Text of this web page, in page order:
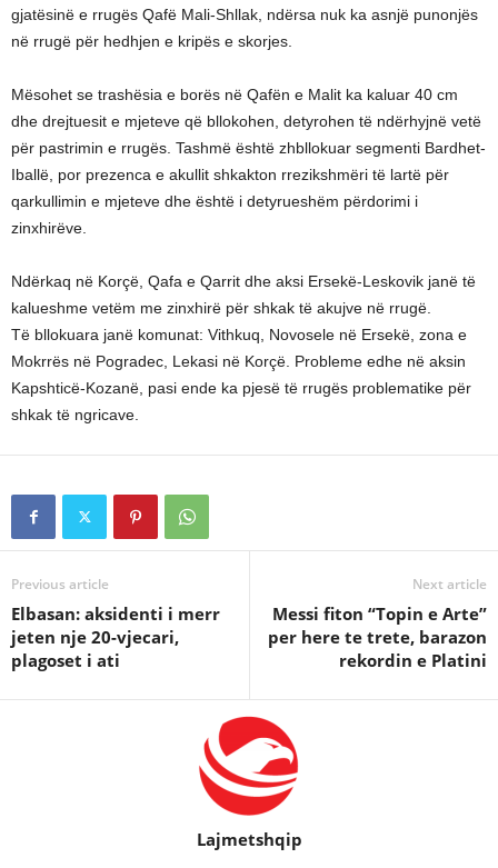
gjatësinë e rrugës Qafë Mali-Shllak, ndërsa nuk ka asnjë punonjës
në rrugë për hedhjen e kripës e skorjes.
Mësohet se trashësia e borës në Qafën e Malit ka kaluar 40 cm
dhe drejtuesit e mjeteve që bllokohen, detyrohen të ndërhyjnë vetë
për pastrimin e rrugës. Tashmë është zhbllokuar segmenti Bardhet-
Iballë, por prezenca e akullit shkakton rrezikshmëri të lartë për
qarkullimin e mjeteve dhe është i detyrueshëm përdorimi i
zinxhirëve.
Ndërkaq në Korçë, Qafa e Qarrit dhe aksi Ersekë-Leskovik janë të
kalueshme vetëm me zinxhirë për shkak të akujve në rrugë.
Të bllokuara janë komunat: Vithkuq, Novosele në Ersekë, zona e
Mokrrës në Pogradec, Lekasi në Korçë. Probleme edhe në aksin
Kapshticë-Kozanë, pasi ende ka pjesë të rrugës problematike për
shkak të ngricave.
Previous article
Elbasan: aksidenti i merr
jeten nje 20-vjecari,
plagoset i ati
Next article
Messi fiton “Topin e Arte”
per here te trete, barazon
rekordin e Platini
Lajmetshqip